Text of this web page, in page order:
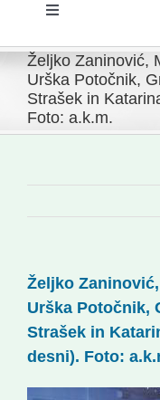
Toggle
Domov
Novice
Kontakti
Novi odmev – naše
Željko Zaninović,
Urška Potočnik,
Strašek in
Foto: a.k.m.
Željko
Urška Potočnik,
Strašek in
desni). Foto: